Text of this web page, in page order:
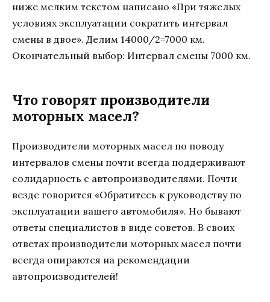
ниже мелким текстом написано «При тяжелых
условиях эксплуатации сократить интервал
смены в двое». Делим 14000/2=7000 км.
Окончательный выбор: Интервал смены 7000 км.
Что говорят производители
моторных масел?
Производители моторных масел по поводу
интервалов смены почти всегда поддерживают
солидарность с автопроизводителями. Почти
везде говорится «Обратитесь к руководству по
эксплуатации вашего автомобиля». Но бывают
ответы специалистов в виде советов. В своих
ответах производители моторных масел почти
всегда опираются на рекомендации
автопроизводителей!